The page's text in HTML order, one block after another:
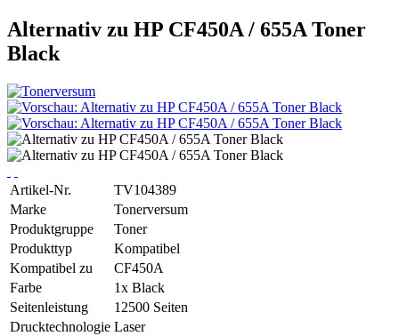
Alternativ zu HP CF450A / 655A Toner
Black
Artikel-Nr.
TV104389
Marke
Tonerversum
Produktgruppe
Toner
Produkttyp
Kompatibel
Kompatibel zu
CF450A
Farbe
1x Black
Seitenleistung
12500 Seiten
Drucktechnologie Laser